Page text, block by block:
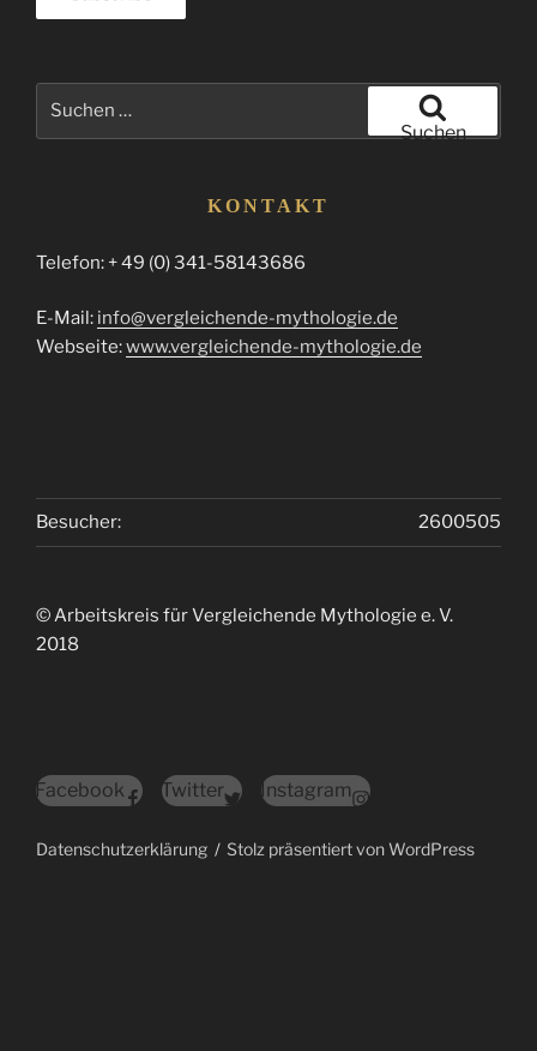
Suchen
KONTAKT
Telefon: + 49 (0) 341-58143686
E-Mail: info@vergleichende-mythologie.de
Webseite:www.vergleichende-mythologie.de
2600505
Besucher:
© Arbeitskreis für Vergleichende Mythologie e. V.
2018
Facebook Twitter Instagram
Datenschutzerklärung Stolz präsentiert von WordPress